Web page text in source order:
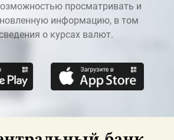
просматривать и
информацию, в том
о курсах валют.